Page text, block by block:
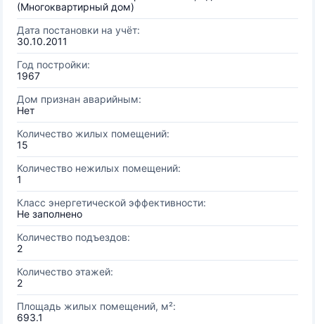
(Многоквартирный дом)
Дата постановки на учёт:
30.10.2011
Год постройки:
1967
Дом признан аварийным:
Нет
Количество жилых помещений:
15
Количество нежилых помещений:
1
Класс энергетической эффективности:
Не заполнено
Количество подъездов:
2
Количество этажей:
2
Площадь жилых помещений, м²:
693.1